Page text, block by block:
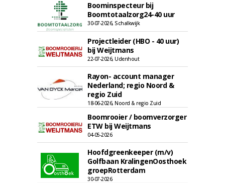
Boominspecteur bij
Boomtotaalzorg24-40 uur
30-07-2026, Schalkwijk
Projectleider (HBO - 40 uur)
bij Weijtmans
22-07-2026, Udenhout
Rayon- account manager
Nederland; regio Noord &
regio Zuid
18-06-2026, Noord & regio Zuid
Boomrooier / boomverzorger
ETW bij Weijtmans
04-05-2026
Hoofdgreenkeeper (m/v)
Golfbaan KralingenOosthoek
groepRotterdam
30-07-2026